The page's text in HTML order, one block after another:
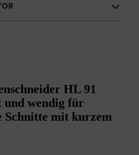
HL 91
wendig für
Schnitte mit kurzem